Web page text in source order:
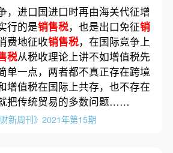
，进口国进口时再由海关代征增
行的是销售税，也是出口免征销
费地征收销售税，在国际竞争上
税从税收理论上讲不如增值税先
单一点，两者都不真正存在跨境
增值税在国际上共存，也不存在
把传统贸易的多数问题……
财新周刊》2021年第15期